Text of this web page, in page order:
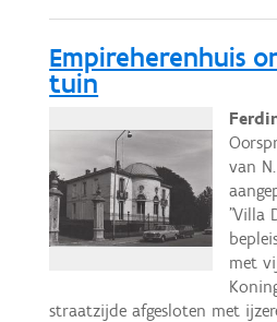
Empireherenhuis
tuin
van
"Villa
met
straatzijde afgesloten met